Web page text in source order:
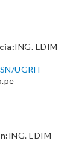
ING. EDIM
UGRH
ING. EDIM